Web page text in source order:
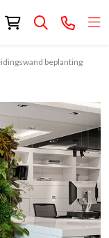
beplanting